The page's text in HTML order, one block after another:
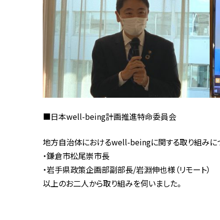
■日本well-being計画推進特命委員会
地方自治体におけるwell-beingに関する取り組みに
・鎌倉市松尾崇市長
・岩手県政策企画部副部長/岩淵伸也様（リモート）
以上のお二人から取り組みを伺いました。